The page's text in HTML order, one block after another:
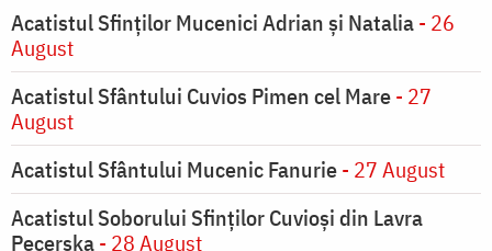
Acatistul Sfinților Mucenici Adrian și Natalia- 26
August
Acatistul Sfântului Cuvios Pimen cel Mare- 27
August
Acatistul Sfântului Mucenic Fanurie- 27 August
Acatistul Soborului Sfinților Cuvioși din Lavra
Pecerska- 28 August